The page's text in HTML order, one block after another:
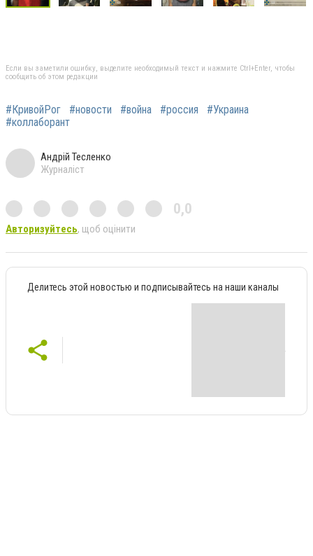
Если вы заметили ошибку, выделите необходимый текст и нажмите Ctrl+Enter, чтобы
сообщить об этом редакции
#КривойРог #новости #война #россия
#Украина
#коллаборант
Андрій Тесленко
Журналіст
0,0
Авторизуйтесь, щоб оцінити
Делитесь этой новостью и подписывайтесь на наши каналы